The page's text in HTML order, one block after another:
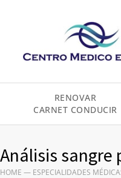
RENOVAR
CARNET CONDUCIR
Análisis sangre
HOME — ESPECIALIDADES